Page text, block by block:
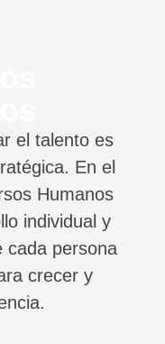
el talento es
En el
Humanos
individual y
cada persona
crecer y